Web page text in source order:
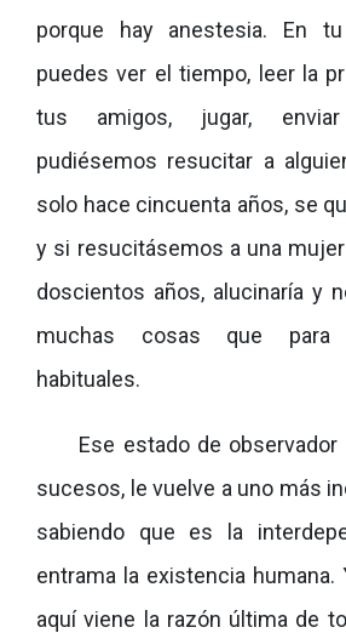
porque hay anestesia. En
puedes ver el tiempo, leer la
tus amigos, jugar,
pudiésemos resucitar a
solo hace cincuenta años, se
y si resucitásemos a una
doscientos años, alucinaría y
muchas cosas que para
habituales.
Ese estado de
sucesos, le vuelve a uno más
sabiendo que es la
entrama la existencia
aquí viene la razón última de